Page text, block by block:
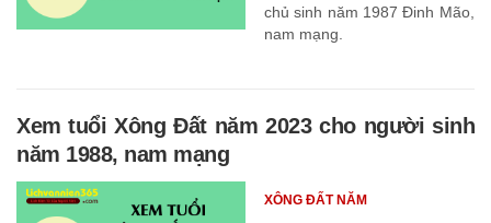
chủ sinh năm 1987 Đinh Mão,
nam mạng.
Xem tuổi Xông Đất năm 2023 cho người sinh
năm 1988, nam mạng
XÔNG ĐẤT NĂM